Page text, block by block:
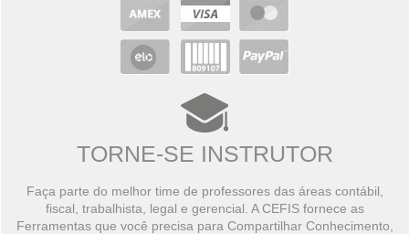
TORNE-SE INSTRUTOR
Faça parte do melhor time de professores das áreas contábil,
fiscal, trabalhista, legal e gerencial. A CEFIS fornece as
Ferramentas que você precisa para Compartilhar Conhecimento,